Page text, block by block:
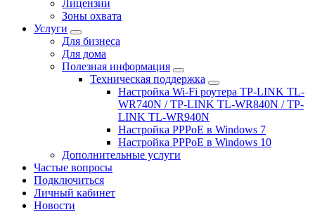
Лицензии
Зоны охвата
Услуги
Для бизнеса
Для дома
Полезная информация
Техническая поддержка
Настройка Wi-Fi роутера TP-LINK TL-
WR740N / TP-LINK TL-WR840N / TP-
LINK TL-WR940N
Настройка PPPoE в Windows 7
Настройка PPPoE в Windows 10
Дополнительные услуги
Частые вопросы
Подключиться
Личный кабинет
Новости